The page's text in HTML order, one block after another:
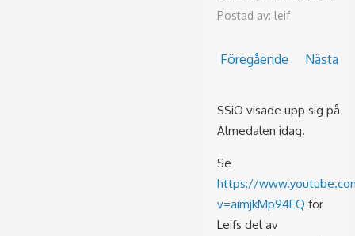
Postad av: leif
Föregående Nästa
SSiO visade upp sig på
Almedalen idag.
Se
https://
v=aimjkMp94EQ för
Leifs del av